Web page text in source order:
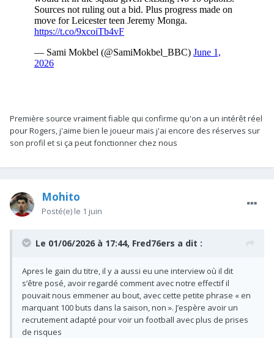
Première source vraiment fiable qui confirme qu'on a un intérêt réel
pour Rogers, j'aime bien le joueur mais j'ai encore des réserves sur
son profil et si ça peut fonctionner chez nous
Mohito
Posté(e) le 1 juin
Le 01/06/2026 à 17:44, Fred76ers a dit :
Apres le gain du titre, il y a aussi eu une interview où il dit
s’être posé, avoir regardé comment avec notre effectif il
pouvait nous emmener au bout, avec cette petite phrase « en
marquant 100 buts dans la saison, non ». J’espère avoir un
recrutement adapté pour voir un football avec plus de prises
de risques